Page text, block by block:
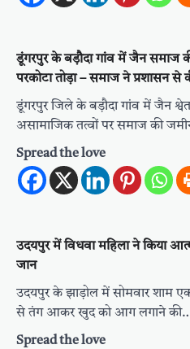
डूंगरपुर के बड़ौदा गांव में जैन समाज
परकोटा तोड़ा – समाज ने प्रशासन से
डूंगरपुर जिले के बड़ौदा गांव में जैन
असामाजिक तत्वों पर समाज की
Spread the love
उदयपुर में विधवा महिला ने किया
जान
उदयपुर के झाड़ोल में सोमवार शाम एक
से तंग आकर खुद को आग लगाने
Spread the love